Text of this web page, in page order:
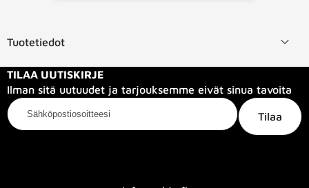
Tuotetiedot
TILAA UUTISKIRJE
Ilman sitä uutuudet ja tarjouksemme eivät sinua tavoita
Sähköpostiosoitteesi
Tilaa